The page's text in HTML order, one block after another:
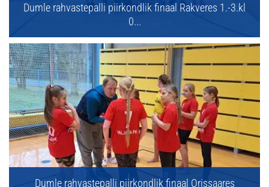
Dumle rahvastepalli piirkondlik finaal Rakveres 1.-3.kl
0...
Dumle rahvastepalli piirkondlik finaal Orissaares